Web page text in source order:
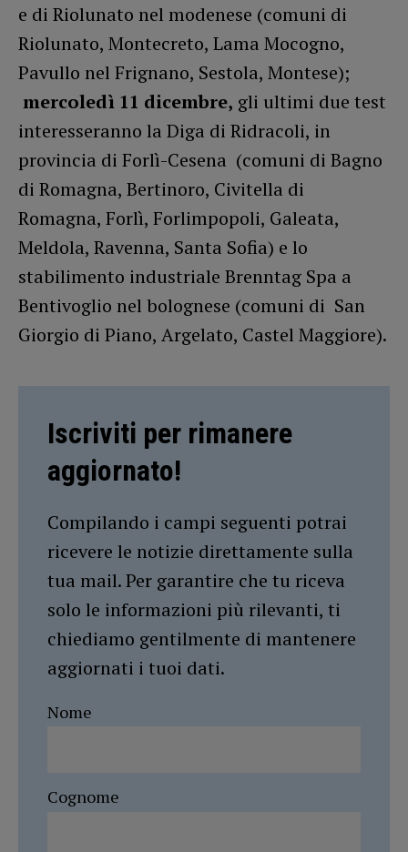
e di Riolunato nel modenese (comuni di
Riolunato, Montecreto, Lama Mocogno,
Pavullo nel Frignano, Sestola, Montese);
mercoledì 11 dicembre, gli ultimi due test
interesseranno la Diga di Ridracoli, in
provincia di Forlì-Cesena (comuni di Bagno
di Romagna, Bertinoro, Civitella di
Romagna, Forlì, Forlimpopoli, Galeata,
Meldola, Ravenna, Santa Sofia) e lo
stabilimento industriale Brenntag Spa a
Bentivoglio nel bolognese (comuni di San
Giorgio di Piano, Argelato, Castel Maggiore).
Iscriviti per rimanere
aggiornato!
Compilando i campi seguenti potrai
ricevere le notizie direttamente sulla
tua mail. Per garantire che tu riceva
solo le informazioni più rilevanti, ti
chiediamo gentilmente di mantenere
aggiornati i tuoi dati.
Nome
Cognome